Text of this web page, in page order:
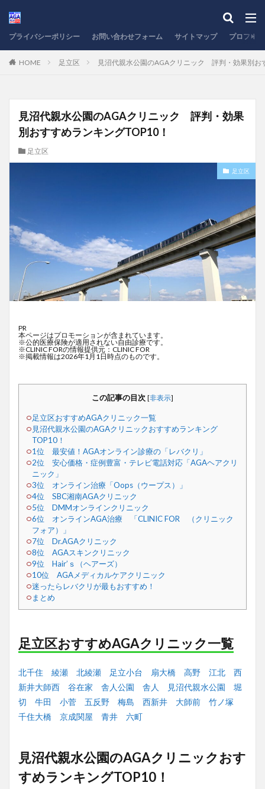
プライバシーポリシー お問い合わせフォーム サイトマップ プロフィ
HOME 足立区 見沼代親水公園のAGAクリニック 評判・効果別お
見沼代親水公園のAGAクリニック 評判・効果
別おすすめランキングTOP10！
足立区
足立区
PR
本ページはプロモーションが含まれています。
※公的医療保険が適用されない自由診療です。
※CLINIC FORの情報提供元：CLINIC FOR
※掲載情報は2026年1月1日時点のものです。
この記事の目次 [非表示]
足立区おすすめAGAクリニック一覧
見沼代親水公園のAGAクリニックおすすめランキング
TOP10！
1位 最安値！AGAオンライン診療の「レバクリ」
2位 安心価格・症例豊富・テレビ電話対応「AGAヘアクリ
ニック」
3位 オンライン治療「Oops（ウープス）」
4位 SBC湘南AGAクリニック
5位 DMMオンラインクリニック
6位 オンラインAGA治療 「CLINIC FOR （クリニック
フォア）」
7位 Dr.AGAクリニック
8位 AGAスキンクリニック
9位 Hair’ｓ（ヘアーズ）
10位 AGAメディカルケアクリニック
迷ったらレバクリが最もおすすめ！
まとめ
足立区おすすめAGAクリニック一覧
北千住 綾瀬 北綾瀬 足立小台 扇大橋 高野 江北
西
新井大師西
谷在家 舎人公園 舎人 見沼代親水公園
堀
切
牛田 小菅 五反野 梅島 西新井 大師前
竹ノ塚
千住大橋
京成関屋 青井 六町
見沼代親水公園のAGAクリニックおす
すめランキングTOP10！